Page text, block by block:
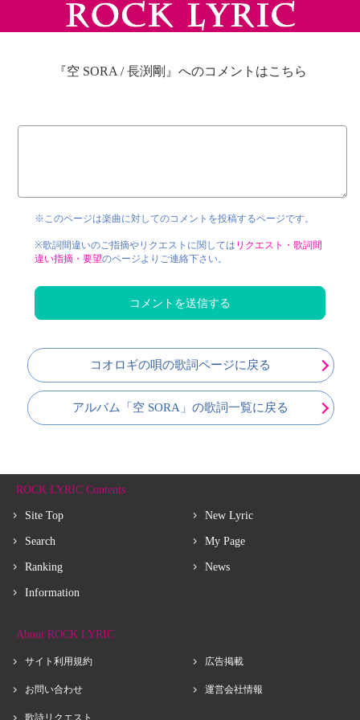
『空 SORA / 長渕剛』へのコメントはこちら
※このページは楽曲に対してのコメントを投稿するページです。
※歌詞間違いのご指摘やリクエストに関しては リクエスト・歌詞間
違い指摘・要望のページよりご連絡下さい。
コメントを送信する
コオロギの唄の歌詞ページに戻る
アルバム「空 SORA」の歌詞一覧に戻る
ROCK LYRIC Contents
Site Top
Search
Ranking
Information
New Lyric
My Page
News
About ROCK LYRIC
サイト利用規約
お問い合わせ
歌詩リクエスト
広告掲載
運営会社情報